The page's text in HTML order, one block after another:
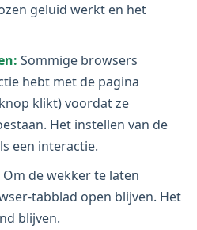
geluid werkt en het
Sommige browsers
hebt met de pagina
klikt) voordat ze
Het instellen van de
een interactie.
Om de wekker te laten
tabblad open blijven. Het
blijven.